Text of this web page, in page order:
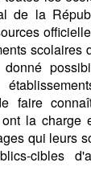
de la
scolaires
faire
la charge
qui leurs
cibles